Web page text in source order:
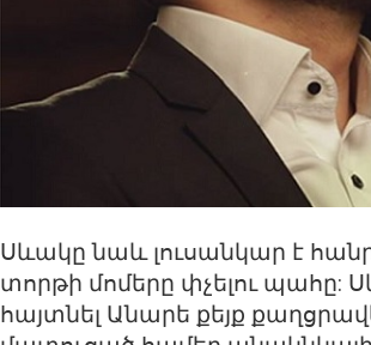
Սևակը նաև լուսանկար է
տորթի մոմերը փչելու պահը:
հայտնել Անարե քեյք